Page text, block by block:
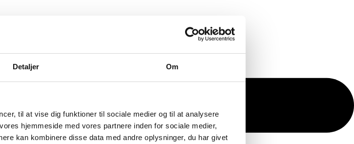
Detaljer Om
til at vise dig funktioner til sociale medier og til at analysere
hjemmeside med vores partnere inden for sociale medier,
kan kombinere disse data med andre oplysninger, du har givet